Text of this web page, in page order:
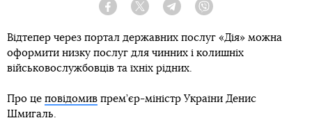
Facebook Twitter Telegram
Відтепер через портал державних послуг «Дія» можна
оформити низку послуг для чинних і колишніх
військовослужбовців та їхніх рідних.
Про це повідомив прем’єр-міністр України Денис
Шмигаль.